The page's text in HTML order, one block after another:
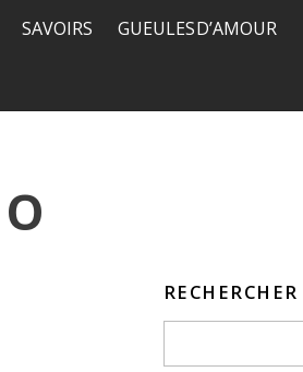
SAVOIRS GUEULES D’AMOUR
RECHERCHER